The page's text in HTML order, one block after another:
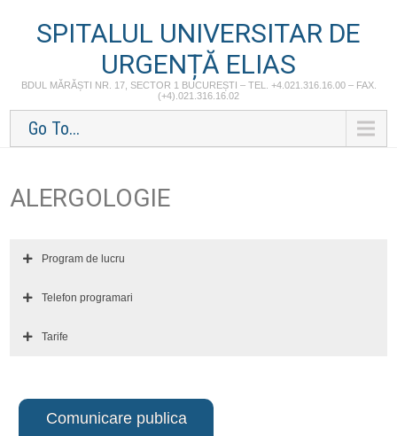
SPITALUL UNIVERSITAR DE
URGENȚĂ ELIAS
BDUL MĂRĂȘTI NR. 17, SECTOR 1 BUCUREȘTI – TEL. +4.021.316.16.00 – FAX.
(+4).021.316.16.02
Go To...
ALERGOLOGIE
Program de lucru
Telefon programari
Tarife
Comunicare publica